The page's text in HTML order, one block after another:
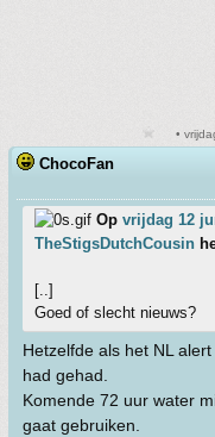
•
ChocoFan
Op vrijdag 12
TheStigsDutchCousin
[..]
Goed of slecht nieuws?
Hetzelfde als het NL
had gehad.
Komende 72 uur water
gaat gebruiken.